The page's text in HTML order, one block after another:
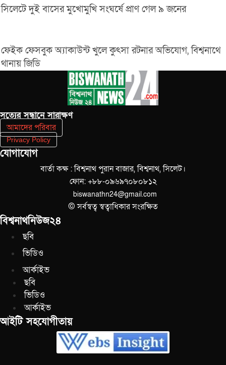
সিলেটে দুই বাসের মুখোমুখি সংঘর্ষে প্রাণ গেল ৯ জনের
ফেইক ফেসবুক অ্যাকাউন্ট খুলে কুৎসা রটনার অভিযোগ, বিশ্বনাথে
থানায় জিডি
সত‌্যের সন্ধানে সারাক্ষণ
আমাদের পরিবার
Privacy Policy
যোগাযোগ
বার্তা কক্ষ : বিশ্বনাথ পুরান বাজার, বিশ্বনাথ, সিলেট।
ফোন: +৮৮-০৯৬৯৭০৮০৮১২
biswanathn24@gmail.com
© সর্বস্বত্ব স্বত্বাধিকার সংরক্ষিত
বিশ্বনাথনিউজ২৪
ছবি
ভিডিও
আর্কাইভ
ছবি
ভিডিও
আর্কাইভ
আইটি সহযোগীতায়